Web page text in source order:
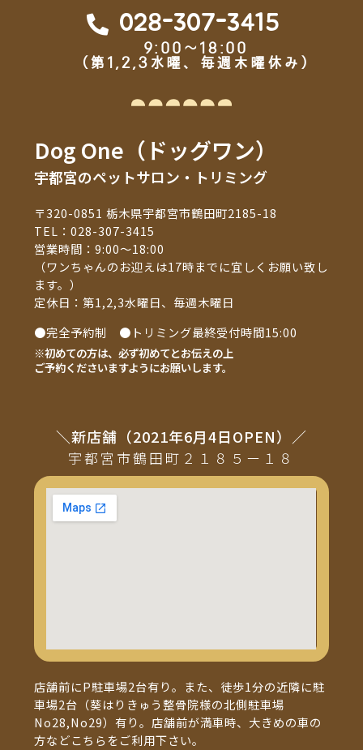
028-307-3415
9:00～18:00
（第1,2,3水曜、毎週木曜休み）
Dog One（ドッグワン）
宇都宮のペットサロン・トリミング
〒320-0851 栃木県宇都宮市鶴田町2185-18
TEL：028-307-3415
営業時間：9:00～18:00
（ワンちゃんのお迎えは17時までに宜しくお願い致し
ます。）
定休日：第1,2,3水曜日、毎週木曜日
●完全予約制 ●トリミング最終受付時間15:00
※初めての方は、必ず初めてとお伝えの上
ご予約くださいますようにお願いします。
＼新店舗（2021年6月4日OPEN）／
宇都宮市鶴田町２１８５ー１８
店舗前にP駐車場2台有り。また、徒歩1分の近隣に駐
車場2台（葵はりきゅう整骨院様の北側駐車場
No28,No29）有り。店舗前が満車時、大きめの車の
方などこちらをご利用下さい。